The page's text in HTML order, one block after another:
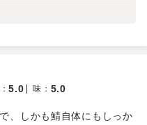
：5.0 味 ： 5.0
、しかも鯖自体にもしっか